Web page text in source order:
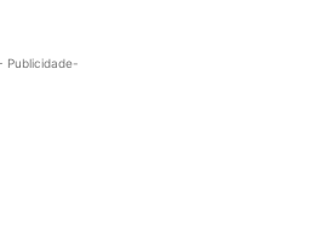
Publicidade-